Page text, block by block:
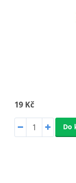
19 Kč
Do